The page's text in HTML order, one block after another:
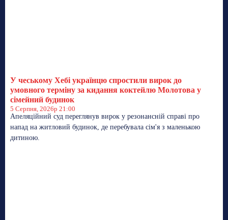
У чеському Хебі українцю спростили вирок до
умовного терміну за кидання коктейлю Молотова у
сімейний будинок
5 Серпня, 2026р 21:00
Апеляційний суд переглянув вирок у резонансній справі про
напад на житловий будинок, де перебувала сім'я з маленькою
дитиною.